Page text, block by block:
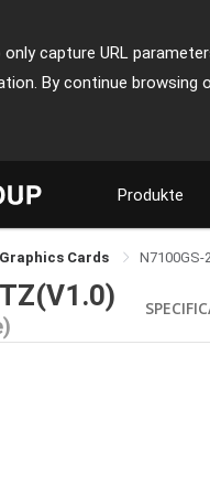
capture URL
By continue browsing
Produkte
Graphics Cards N7100GS-